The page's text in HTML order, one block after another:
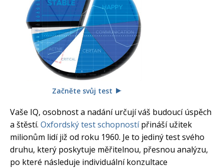
Začněte svůj test
Vaše IQ, osobnost a nadání určují váš budoucí úspěch
a štěstí. Oxfordský test schopnostípřináší užitek
milionům lidí již od roku 1960. Je to jediný test svého
druhu, který poskytuje měřitelnou, přesnou analýzu,
po které následuje individuální konzultace